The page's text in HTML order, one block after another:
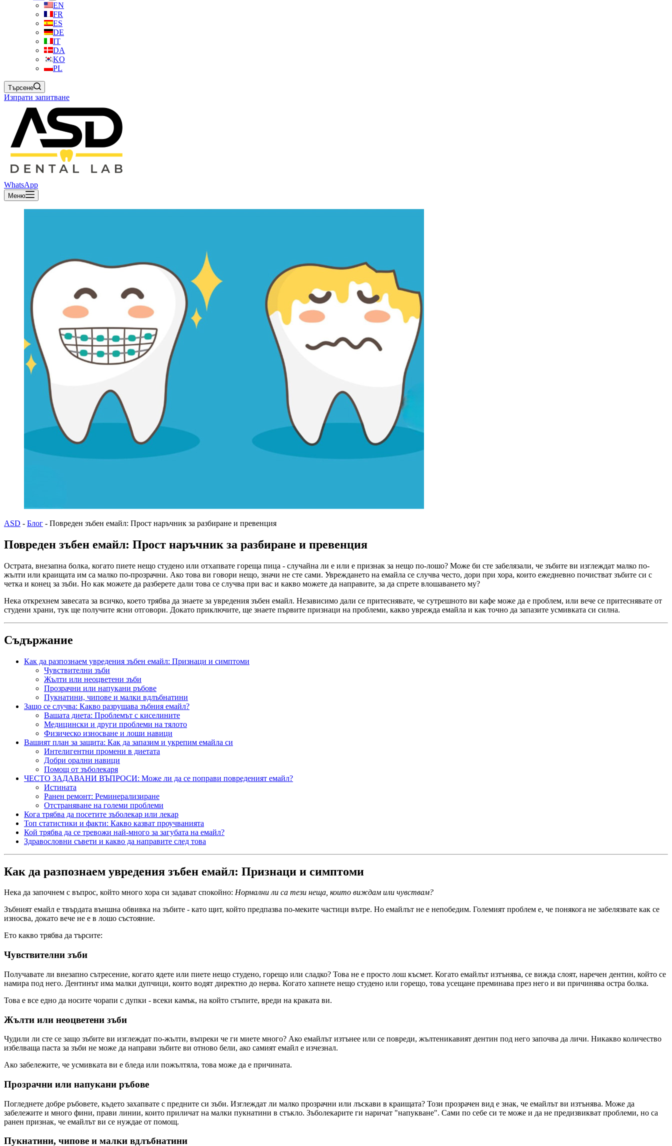
EN
FR
ES
DE
IT
DA
KO
PL
Търсене
Изпрати запитване
WhatsApp
Меню
ASD - Блог - Повреден зъбен емайл: Прост наръчник за разбиране и превенция
Повреден зъбен емайл: Прост наръчник за разбиране и превенция
Острата, внезапна болка, когато пиете нещо студено или отхапвате гореща пица - случайна ли е или е признак за нещо по-лошо? Може би сте забелязали, че зъбите ви изглеждат малко по-
жълти или краищата им са малко по-прозрачни. Ако това ви говори нещо, значи не сте сами. Увреждането на емайла се случва често, дори при хора, които ежедневно почистват зъбите си с
четка и конец за зъби. Но как можете да разберете дали това се случва при вас и какво можете да направите, за да спрете влошаването му?
Нека открехнем завесата за всичко, което трябва да знаете за увредения зъбен емайл. Независимо дали се притеснявате, че сутрешното ви кафе може да е проблем, или вече се притеснявате от
студени храни, тук ще получите ясни отговори. Докато приключите, ще знаете първите признаци на проблеми, какво уврежда емайла и как точно да запазите усмивката си силна.
Съдържание
Как да разпознаем увредения зъбен емайл: Признаци и симптоми
Чувствителни зъби
Жълти или неоцветени зъби
Прозрачни или напукани ръбове
Пукнатини, чипове и малки вдлъбнатини
Защо се случва: Какво разрушава зъбния емайл?
Вашата диета: Проблемът с киселините
Медицински и други проблеми на тялото
Физическо износване и лоши навици
Вашият план за защита: Как да запазим и укрепим емайла си
Интелигентни промени в диетата
Добри орални навици
Помощ от зъболекаря
ЧЕСТО ЗАДАВАНИ ВЪПРОСИ: Може ли да се поправи повреденият емайл?
Истината
Ранен ремонт: Реминерализиране
Отстраняване на големи проблеми
Кога трябва да посетите зъболекар или лекар
Топ статистики и факти: Какво казват проучванията
Кой трябва да се тревожи най-много за загубата на емайл?
Здравословни съвети и какво да направите след това
Как да разпознаем увредения зъбен емайл: Признаци и симптоми
Нека да започнем с въпрос, който много хора си задават спокойно: Нормални ли са тези неща, които виждам или чувствам?
Зъбният емайл е твърдата външна обвивка на зъбите - като щит, който предпазва по-меките частици вътре. Но емайлът не е непобедим. Големият проблем е, че понякога не забелязвате как се
износва, докато вече не е в лошо състояние.
Ето какво трябва да търсите:
Чувствителни зъби
Получавате ли внезапно сътресение, когато ядете или пиете нещо студено, горещо или сладко? Това не е просто лош късмет. Когато емайлът изтънява, се вижда слоят, наречен дентин, който се
намира под него. Дентинът има малки дупчици, които водят директно до нерва. Когато хапнете нещо студено или горещо, това усещане преминава през него и ви причинява остра болка.
Това е все едно да носите чорапи с дупки - всеки камък, на който стъпите, вреди на краката ви.
Жълти или неоцветени зъби
Чудили ли сте се защо зъбите ви изглеждат по-жълти, въпреки че ги миете много? Ако емайлът изтънее или се повреди, жълтеникавият дентин под него започва да личи. Никакво количество
избелваща паста за зъби не може да направи зъбите ви отново бели, ако самият емайл е изчезнал.
Ако забележите, че усмивката ви е бледа или пожълтяла, това може да е причината.
Прозрачни или напукани ръбове
Погледнете добре ръбовете, където захапвате с предните си зъби. Изглеждат ли малко прозрачни или лъскави в краищата? Този прозрачен вид е знак, че емайлът ви изтънява. Може да
забележите и много фини, прави линии, които приличат на малки пукнатини в стъкло. Зъболекарите ги наричат "напукване". Сами по себе си те може и да не предизвикват проблеми, но са
ранен признак, че емайлът ви се нуждае от помощ.
Пукнатини, чипове и малки вдлъбнатини